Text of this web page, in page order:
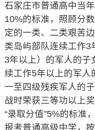
石家庄市普通高中当
10%的标准，照顾分
定的一类、二类艰苦
类岛屿部队连续工作3
3年以上）的军人的子
续工作5年以上的军人
一至四级残疾军人的
战时荣获三等功以上
“录取分值”5%的标准
报考普通高级中学，